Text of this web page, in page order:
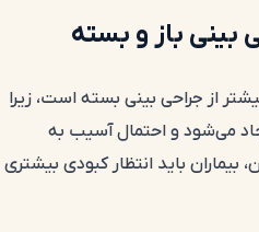
بینی باز و بسته
از جراحی بینی بسته است، زیرا
می‌شود و احتمال آسیب به
باید انتظار کبودی بیشتری